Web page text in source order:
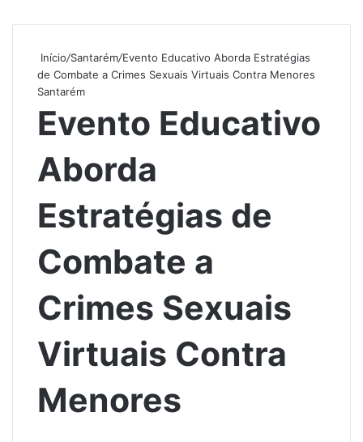
Início/Santarém/Evento Educativo Aborda Estratégias
de Combate a Crimes Sexuais Virtuais Contra Menores
Santarém
Evento Educativo
Aborda
Estratégias de
Combate a
Crimes Sexuais
Virtuais Contra
Menores